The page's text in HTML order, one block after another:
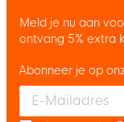
Meld je nu aan
ontvang 5% extra
Enter your email
Abonneer je op